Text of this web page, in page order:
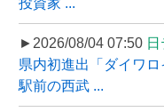
►2026/08/04 07:50
県内初進出「ダイワ
駅前の西武 ...